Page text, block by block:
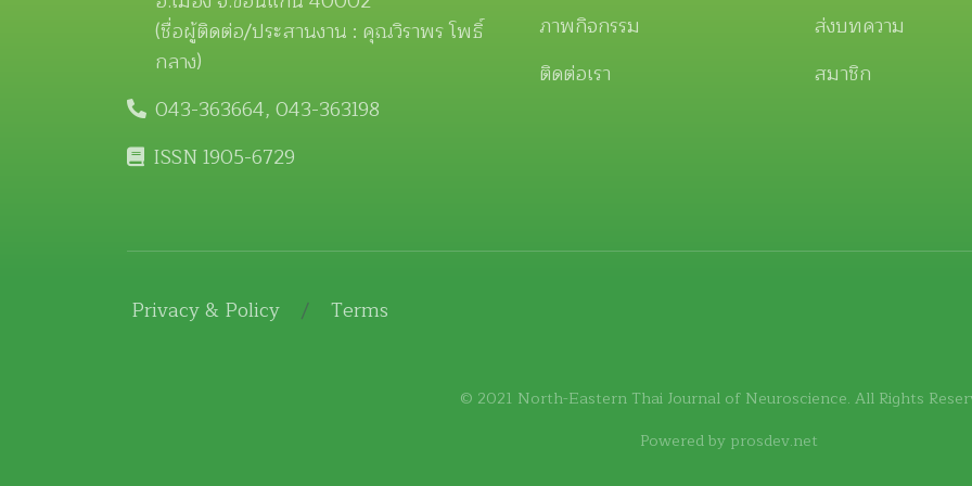
(ชื่อผู้ติดต่อ/ประสานงาน : คุณวิราพร โพธิ์
กลาง)
043-363664, 043-363198
ISSN 1905-6729
ภาพกิจกรรม
ติดต่อเรา
ส่งบทความ
สมาชิก
Privacy & Policy / Terms
© 2021 North-Eastern Thai Journal of Neuroscience. All Rights
Powered by prosdev.net